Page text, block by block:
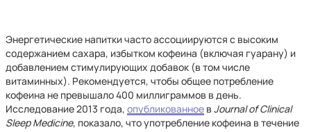
Энергетические напитки часто ассоциируются с высоким
содержанием сахара, избытком кофеина (включая гуарану) и
добавлением стимулирующих добавок (в том числе
витаминных). Рекомендуется, чтобы общее потребление
кофеина не превышало 400 миллиграммов в день.
Исследование 2013 года, опубликованное в Journal of Clinical
Sleep Medicine, показало, что употребление кофеина в течение